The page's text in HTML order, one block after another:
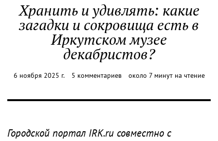
Хранить и удивлять: какие
загадки и сокровища есть в
Иркутском музее
декабристов?
6 ноября 2025 г. 5 комментариев около 7 минут на чтение
Городской портал IRK.ru совместно с